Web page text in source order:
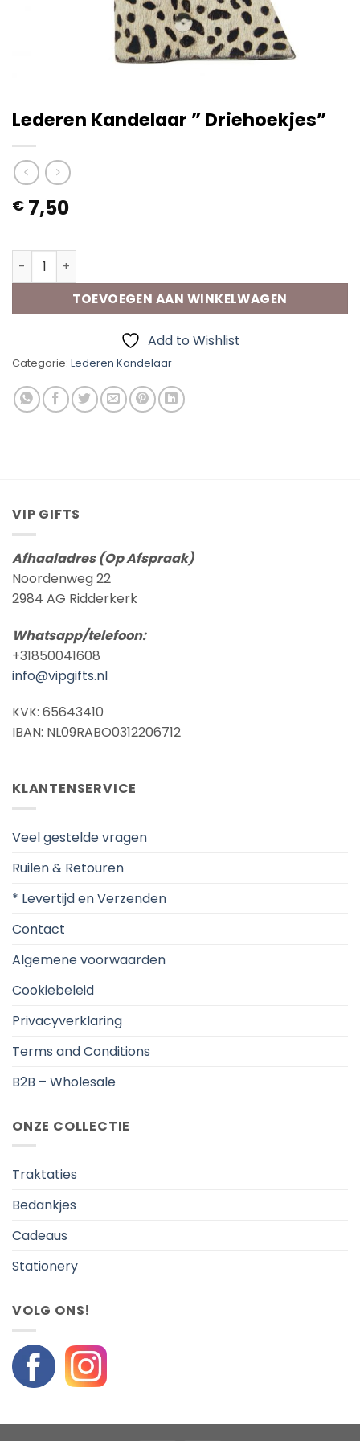
Lederen Kandelaar ” Driehoekjes”
€ 7,50
Lederen Kandelaar " Driehoekjes" aantal
TOEVOEGEN AAN WINKELWAGEN
Add to Wishlist
Categorie: Lederen Kandelaar
VIP GIFTS
Afhaaladres (Op Afspraak)
Noordenweg 22
2984 AG Ridderkerk
Whatsapp/telefoon:
+31850041608
info@vipgifts.nl
KVK: 65643410
IBAN: NL09RABO0312206712
KLANTENSERVICE
Veel gestelde vragen
Ruilen & Retouren
* Levertijd en Verzenden
Contact
Algemene voorwaarden
Cookiebeleid
Privacyverklaring
Terms and Conditions
B2B – Wholesale
ONZE COLLECTIE
Traktaties
Bedankjes
Cadeaus
Stationery
VOLG ONS!